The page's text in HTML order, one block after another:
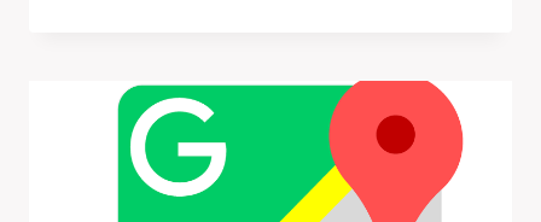
GUIDE
SEO
LA
PREMIÈRE